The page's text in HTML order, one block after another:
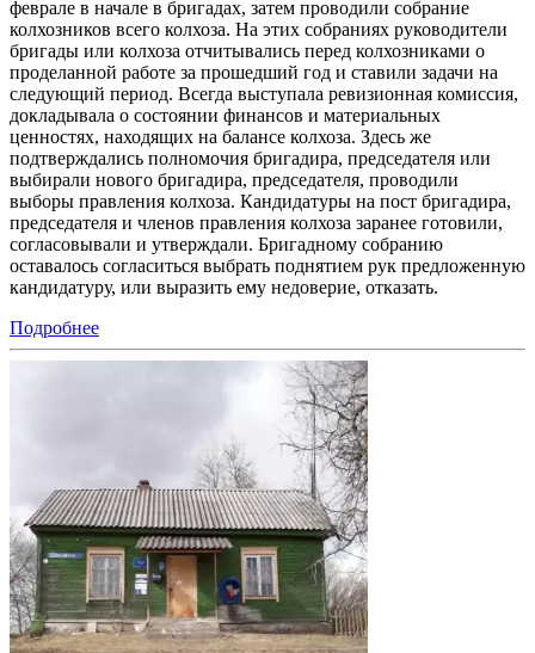
феврале в начале в бригадах, затем проводили собрание
колхозников всего колхоза. На этих собраниях руководители
бригады или колхоза отчитывались перед колхозниками о
проделанной работе за прошедший год и ставили задачи на
следующий период. Всегда выступала ревизионная комиссия,
докладывала о состоянии финансов и материальных
ценностях, находящих на балансе колхоза. Здесь же
подтверждались полномочия бригадира, председателя или
выбирали нового бригадира, председателя, проводили
выборы правления колхоза. Кандидатуры на пост бригадира,
председателя и членов правления колхоза заранее готовили,
согласовывали и утверждали. Бригадному собранию
оставалось согласиться выбрать поднятием рук предложенную
кандидатуру, или выразить ему недоверие, отказать.
Подробнее